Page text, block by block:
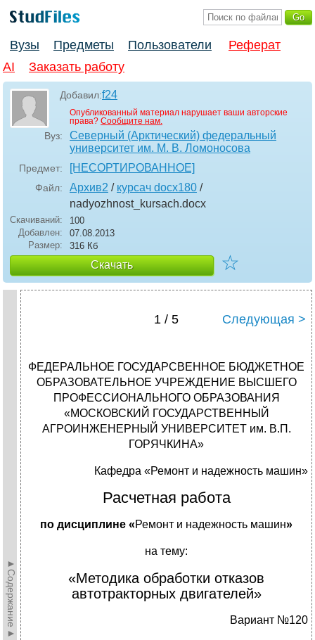
Вузы Предметы Пользователи
Реферат
AI
Заказать работу
Добавил:f24
Опубликованный материал нарушает ваши авторские
права? Сообщите нам.
Вуз:
Северный (Арктический) федеральный
университет им. М. В. Ломоносова
Предмет: [НЕСОРТИРОВАННОЕ]
Файл: Архив2 / курсач docx180 /
nadyozhnost_kursach.docx
Скачиваний:
100
Добавлен:
07.08.2013
Размер:
316 Кб
Скачать ☆
►Содержание►
1 / 5 Следующая >
ФЕДЕРАЛЬНОЕ ГОСУДАРСВЕННОЕ БЮДЖЕТНОЕ
ОБРАЗОВАТЕЛЬНОЕ УЧРЕЖДЕНИЕ ВЫСШЕГО
ПРОФЕССИОНАЛЬНОГО ОБРАЗОВАНИЯ
«МОСКОВСКИЙ ГОСУДАРСТВЕННЫЙ
АГРОИНЖЕНЕРНЫЙ УНИВЕРСИТЕТ им. В.П.
ГОРЯЧКИНА»
Кафедра «Ремонт и надежность машин»
Расчетная работа
по дисциплине «Ремонт и надежность машин»
на тему:
«Методика обработки отказов
автотракторных двигателей»
Вариант №120